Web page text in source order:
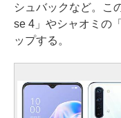
シュバックなど。こ
se 4」やシャオミの
ップする。